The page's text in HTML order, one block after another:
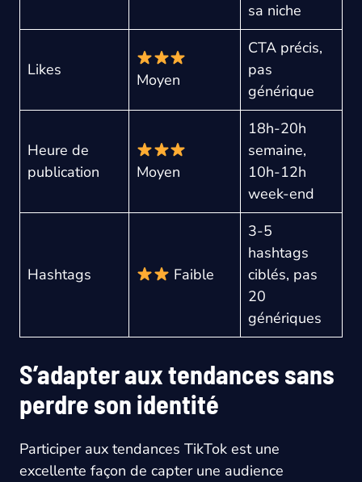
sa niche
Likes
Moyen
CTA précis,
pas
générique
Heure de
publication
Moyen
18h-20h
semaine,
10h-12h
week-end
Hashtags Faible
3-5
hashtags
ciblés, pas
20
génériques
S’adapter aux tendances sans
perdre son identité
Participer aux tendances TikTok est une
excellente façon de capter une audience